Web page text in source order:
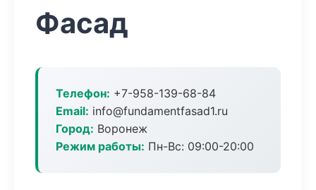
Фасад
Телефон: +7-958-139-68-84
Email: info@fundamentfasad1.ru
Город: Воронеж
Режим работы: Пн-Вс: 09:00-20:00